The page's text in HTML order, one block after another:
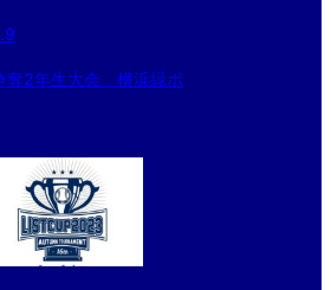
奪2年生大会 横浜緑ボ